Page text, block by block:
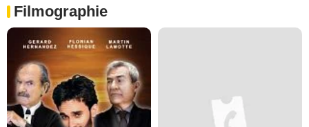
Filmographie